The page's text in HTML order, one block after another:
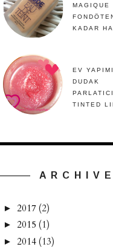
MAGIQUE
KADAR
EV
DUDAK
TINTED
A R C H I V E
► 2017 (2)
► 2015 (1)
► 2014 (13)